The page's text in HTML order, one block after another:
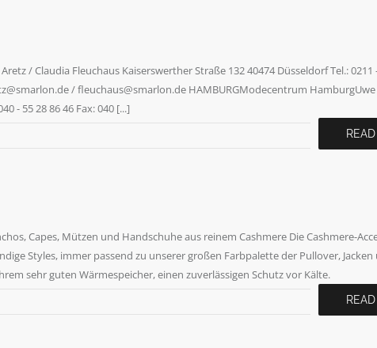
/ Claudia Fleuchaus Kaiserswerther Straße 132 40474 Düsseldorf Tel.: 0211
/ fleuchaus@smarlon.de HAMBURGModecentrum
- 55 28 86 46 Fax: 040 [...]
Capes, Mützen und Handschuhe aus reinem Cashmere Die Cashmere-
Styles, immer passend zu unserer großen Farbpalette der Pullover,
sehr guten Wärmespeicher, einen zuverlässigen Schutz vor Kälte.